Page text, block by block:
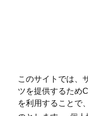
このサイトでは、
ツを提供するため
を利用することで